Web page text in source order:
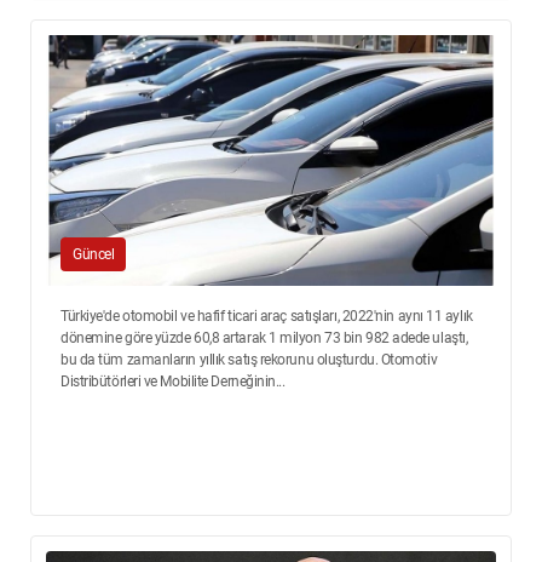
Güncel
Türkiye'de otomobil ve hafif ticari araç satışları, 2022'nin aynı 11 aylık
dönemine göre yüzde 60,8 artarak 1 milyon 73 bin 982 adede ulaştı,
bu da tüm zamanların yıllık satış rekorunu oluşturdu. Otomotiv
Distribütörleri ve Mobilite Derneğinin...